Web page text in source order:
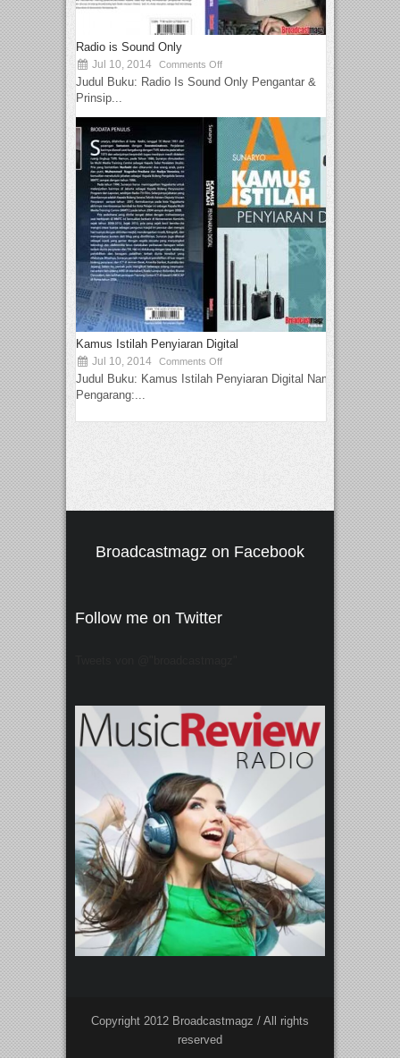
Radio is Sound Only
Jul 10, 2014 Comments Off
Judul Buku: Radio Is Sound Only Pengantar &
Prinsip...
Kamus Istilah Penyiaran Digital
Jul 10, 2014 Comments Off
Judul Buku: Kamus Istilah Penyiaran Digital Nama
Pengarang:...
Broadcastmagz on Facebook
Follow me on Twitter
Copyright 2012 Broadcastmagz / All rights
reserved